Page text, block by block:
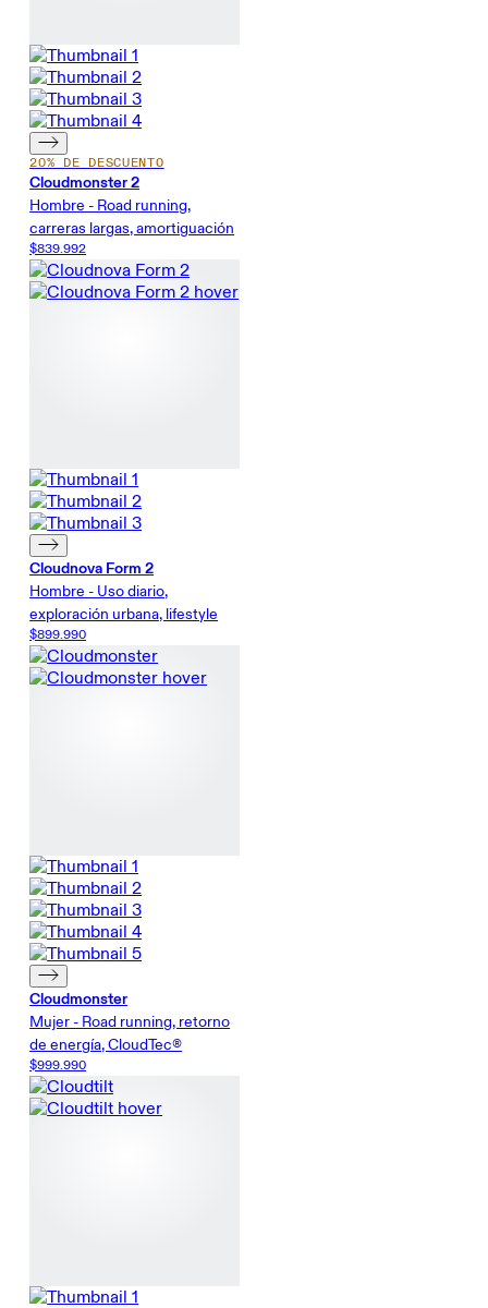
20% DE DESCUENTO
Cloudmonster 2
Hombre - Road running,
carreras largas, amortiguación
$839.992
Cloudnova Form 2
Hombre - Uso diario,
exploración urbana, lifestyle
$899.990
Cloudmonster
Mujer - Road running, retorno
de energía, CloudTec®
$999.990